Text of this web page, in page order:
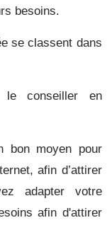
besoins.
se classent dans
conseiller en
bon moyen pour
afin d’attirer
adapter votre
afin d'attirer